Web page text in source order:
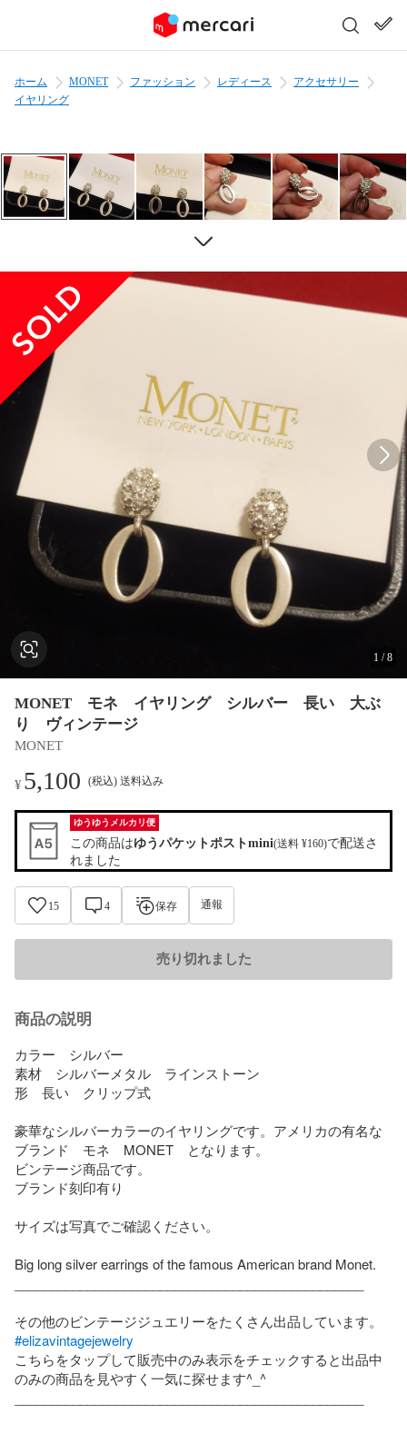
ホーム MONET ファッション レディース
アクセサリー
イヤリング
1 /8
MONET モネ イヤリング シルバー 長い 大ぶ
り ヴィンテージ
MONET
¥5,100 (税込) 送料込み
ゆうゆうメルカリ便
この商品はゆうパケットポストmini(送料 ¥160)で配送さ
れました
15 4 保存 通報
売り切れました
商品の説明
カラー　シルバー
素材　シルバーメタル　ラインストーン
形　長い　クリップ式
豪華なシルバーカラーのイヤリングです。アメリカの有名な
ブランド　モネ　MONET　となります。
ビンテージ商品です。
ブランド刻印有り
サイズは写真でご確認ください。
Big long silver earrings of the famous American brand Monet.
#elizavintagejewelry
こちらをタップして販売中のみ表示をチェックすると出品中
のみの商品を見やすく一気に探せます^_^